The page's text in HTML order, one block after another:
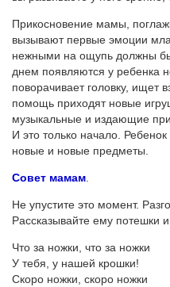
Прикосновение мамы,
вызывают первые эмоции
нежными на ощупь должны
днем появляются у ребенка
поворачивает головку, ищет
помощь приходят новые
музыкальные и издающие
И это только начало.
новые и новые предметы.
Совет мамам.
Не упустите это момент.
Рассказывайте ему потешки
Что за ножки, что за ножки
У тебя, у нашей крошки!
Скоро ножки, скоро ножки